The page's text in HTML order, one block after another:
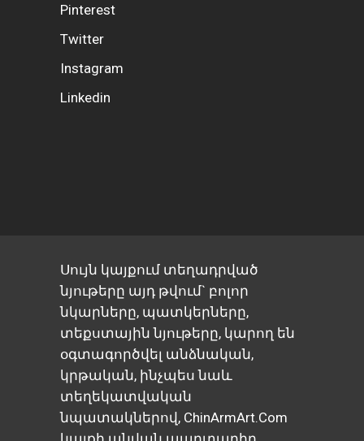
Pinterest
Twitter
Instagram
Linkedin
Սույն կայքում տեղադրված
նյութերը այդ թվում` բոլոր
նկարները, պատկերները,
տեքստային նյութերը, կարող են
օգտագործվել անձնական,
կրթական, ինչպես նաև
տեղեկատվական
նպատակներով, ChinArmArt.Com